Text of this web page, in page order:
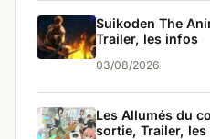
Suikoden The
Trailer, les infos
03/08/2026
Les Allumés du
sortie, Trailer,